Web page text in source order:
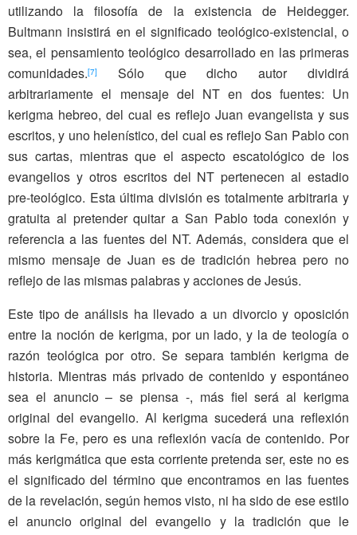
utilizando la filosofía de la existencia de Heidegger.
Bultmann insistirá en el significado teológico-existencial, o
sea, el pensamiento teológico desarrollado en las primeras
comunidades.[7]
Sólo que dicho autor dividirá
arbitrariamente el mensaje del NT en dos fuentes: Un
kerigma hebreo, del cual es reflejo Juan evangelista y sus
escritos, y uno helenístico, del cual es reflejo San Pablo con
sus cartas, mientras que el aspecto escatológico de los
evangelios y otros escritos del NT pertenecen al estadio
pre-teológico. Esta última división es totalmente arbitraria y
gratuita al pretender quitar a San Pablo toda conexión y
referencia a las fuentes del NT. Además, considera que el
mismo mensaje de Juan es de tradición hebrea pero no
reflejo de las mismas palabras y acciones de Jesús.
Este tipo de análisis ha llevado a un divorcio y oposición
entre la noción de kerigma, por un lado, y la de teología o
razón teológica por otro. Se separa también kerigma de
historia. Mientras más privado de contenido y espontáneo
sea el anuncio – se piensa -, más fiel será al kerigma
original del evangelio. Al kerigma sucederá una reflexión
sobre la Fe, pero es una reflexión vacía de contenido. Por
más kerigmática que esta corriente pretenda ser, este no es
el significado del término que encontramos en las fuentes
de la revelación, según hemos visto, ni ha sido de ese estilo
el anuncio original del evangelio y la tradición que le